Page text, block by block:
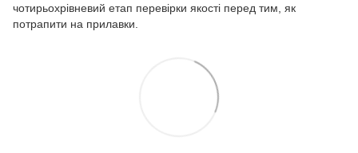
чотирьохрівневий етап перевірки якості перед тим, як
потрапити на прилавки.